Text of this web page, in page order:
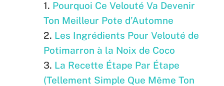
Pourquoi Ce Velouté Va Devenir
Ton Meilleur Pote d’Automne
Les Ingrédients Pour Velouté de
Potimarron à la Noix de Coco
La Recette Étape Par Étape
(Tellement Simple Que Même Ton